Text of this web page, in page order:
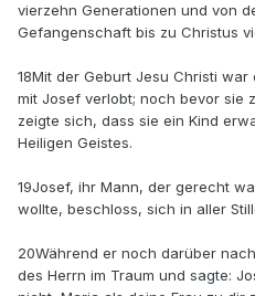
vierzehn Generationen und von
Gefangenschaft bis zu Christus
18Mit der Geburt Jesu Christi
mit Josef verlobt; noch bevor sie
zeigte sich, dass sie ein Kind
Heiligen Geistes.
19Josef, ihr Mann, der gerecht
wollte, beschloss, sich in aller
20Während er noch darüber
des Herrn im Traum und sagte: